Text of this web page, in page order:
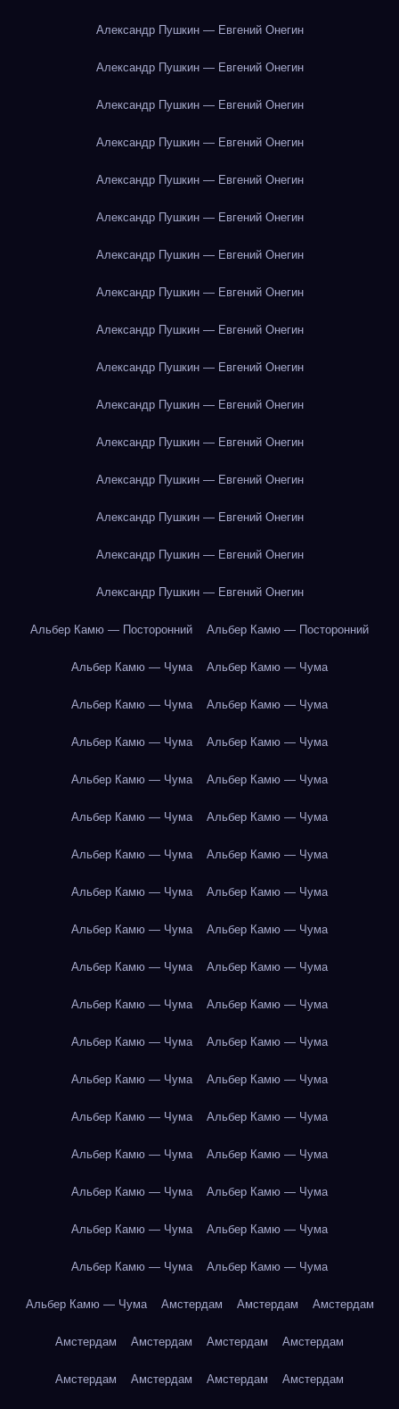
Александр Пушкин — Евгений Онегин
Александр Пушкин — Евгений Онегин
Александр Пушкин — Евгений Онегин
Александр Пушкин — Евгений Онегин
Александр Пушкин — Евгений Онегин
Александр Пушкин — Евгений Онегин
Александр Пушкин — Евгений Онегин
Александр Пушкин — Евгений Онегин
Александр Пушкин — Евгений Онегин
Александр Пушкин — Евгений Онегин
Александр Пушкин — Евгений Онегин
Александр Пушкин — Евгений Онегин
Александр Пушкин — Евгений Онегин
Александр Пушкин — Евгений Онегин
Александр Пушкин — Евгений Онегин
Александр Пушкин — Евгений Онегин
Альбер Камю — Посторонний Альбер Камю — Посторонний
Альбер Камю — Чума Альбер Камю — Чума
Альбер Камю — Чума Альбер Камю — Чума
Альбер Камю — Чума Альбер Камю — Чума
Альбер Камю — Чума Альбер Камю — Чума
Альбер Камю — Чума Альбер Камю — Чума
Альбер Камю — Чума Альбер Камю — Чума
Альбер Камю — Чума Альбер Камю — Чума
Альбер Камю — Чума Альбер Камю — Чума
Альбер Камю — Чума Альбер Камю — Чума
Альбер Камю — Чума Альбер Камю — Чума
Альбер Камю — Чума Альбер Камю — Чума
Альбер Камю — Чума Альбер Камю — Чума
Альбер Камю — Чума Альбер Камю — Чума
Альбер Камю — Чума Альбер Камю — Чума
Альбер Камю — Чума Альбер Камю — Чума
Альбер Камю — Чума Альбер Камю — Чума
Альбер Камю — Чума Альбер Камю — Чума
Альбер Камю — Чума Амстердам Амстердам Амстердам
Амстердам Амстердам Амстердам Амстердам
Амстердам Амстердам Амстердам Амстердам